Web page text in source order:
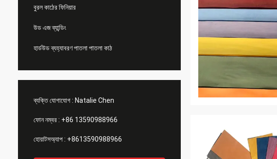
বুরল কাঠের ফিনিয়ার
উড এজ ব্যান্ডিং
হার্ডউড ব্যহ্যাবরণ পাতলা পাতলা কাঠ
ব্যক্তি যোগাযোগ : Natalie Chen
ফোন নম্বর : +86 13590988966
হোয়াটসঅ্যাপ : +8613590988966